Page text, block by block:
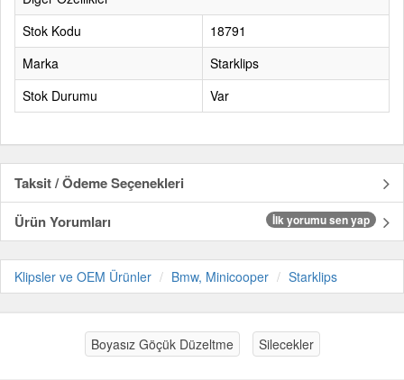
Stok Kodu
18791
Marka
Starklips
Stok Durumu
Var
Taksit / Ödeme Seçenekleri
Ürün Yorumları
İlk yorumu sen yap
Klipsler ve OEM Ürünler Bmw, Minicooper Starklips
Boyasız Göçük Düzeltme Silecekler